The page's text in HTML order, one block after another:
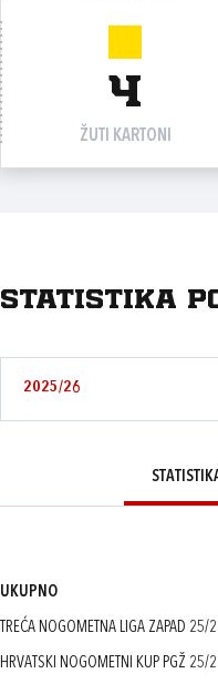
4
ŽUTI KARTONI
Statistika
2025/26
UKUPNO
TREĆA NOGOMETNA LIGA ZAPAD 25/
HRVATSKI NOGOMETNI KUP PGŽ 25/